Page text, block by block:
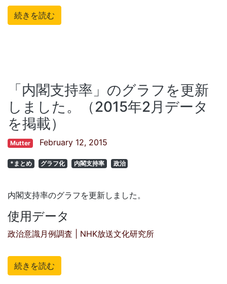
続きを読む
「内閣支持率」のグラフを更新
しました。（2015年2月データ
を掲載）
Mutter February 12, 2015
*まとめ グラフ化 内閣支持率 政治
内閣支持率のグラフを更新しました。
使用データ
政治意識月例調査 | NHK放送文化研究所
続きを読む